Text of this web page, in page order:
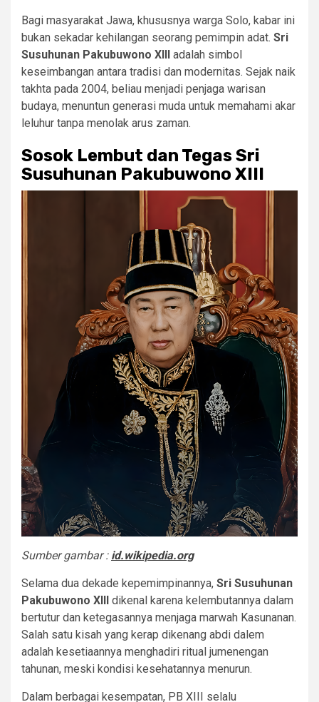
Bagi masyarakat Jawa, khususnya warga Solo, kabar ini
bukan sekadar kehilangan seorang pemimpin adat. Sri
Susuhunan Pakubuwono XIII adalah simbol
keseimbangan antara tradisi dan modernitas. Sejak naik
takhta pada 2004, beliau menjadi penjaga warisan
budaya, menuntun generasi muda untuk memahami akar
leluhur tanpa menolak arus zaman.
Sosok Lembut dan Tegas Sri
Susuhunan Pakubuwono XIII
Sumber gambar : id.wikipedia.org
Selama dua dekade kepemimpinannya, Sri Susuhunan
Pakubuwono XIII dikenal karena kelembutannya dalam
bertutur dan ketegasannya menjaga marwah Kasunanan.
Salah satu kisah yang kerap dikenang abdi dalem
adalah kesetiaannya menghadiri ritual jumenengan
tahunan, meski kondisi kesehatannya menurun.
Dalam berbagai kesempatan, PB XIII selalu